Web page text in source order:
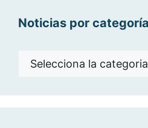
Noticias por
Noticias